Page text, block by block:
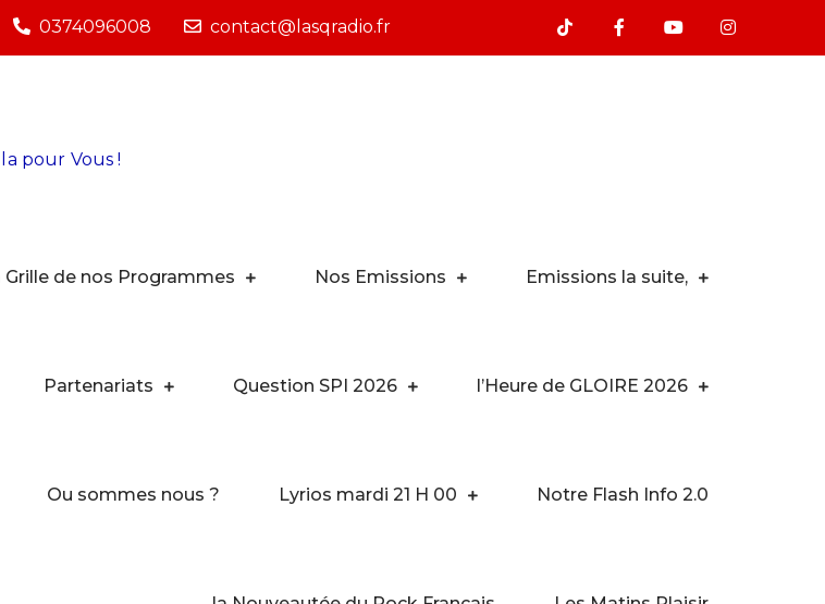
0374096008 contact@lasqradio.fr
pour Vous !
Grille de nos Programmes Nos Emissions Emissions la suite,
Partenariats Question SPI 2026 l’Heure de GLOIRE 2026
Ou sommes nous ? Lyrios mardi 21 H 00 Notre Flash Info 2.0